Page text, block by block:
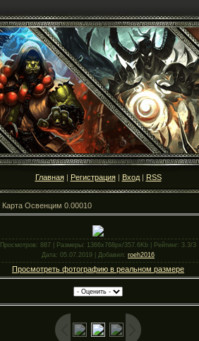
Главная| Регистрация| Вход| RSS
Карта Освенцим 0.00010
Просмотров: 887 | Размеры: 1366x768px/357.6Kb | Рейтинг: 3.3/3
Дата : 05.07.2019 | Добавил: roeh2016
Просмотреть фотографию в реальном размере